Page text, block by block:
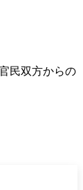
民双方からの